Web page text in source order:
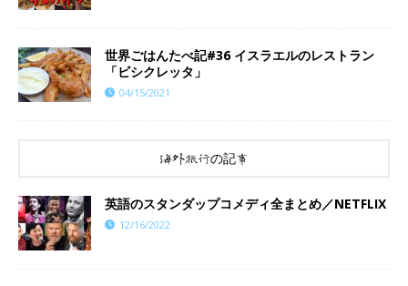
世界ごはんたべ記#36 イスラエルのレストラン
「ビシクレッタ」
04/15/2021
海外旅行の記事
英語のスタンダップコメディ全まとめ／NETFLIX
12/16/2022